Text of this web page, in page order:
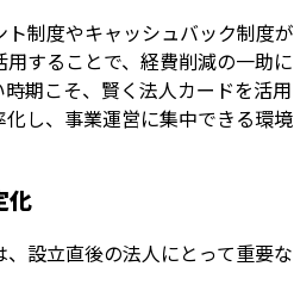
制度やキャッシュバック制度が
することで、経費削減の一助に
期こそ、賢く法人カードを活用
し、事業運営に集中できる環境
化
設立直後の法人にとって重要な